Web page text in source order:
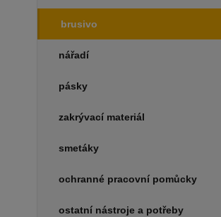
brusivo
nářadí
pásky
zakrývací materiál
smetáky
ochranné pracovní pomůcky
ostatní nástroje a potřeby